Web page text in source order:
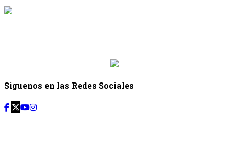
Síguenos en las Redes Sociales